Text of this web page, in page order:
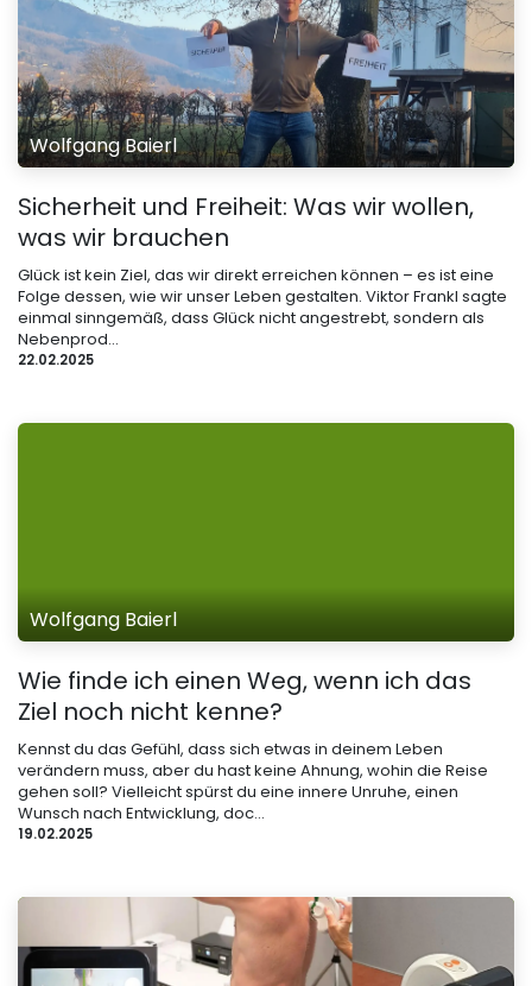
Wolfgang Baierl
Sicherheit und Freiheit: Was wir wollen,
was wir brauchen
Glück ist kein Ziel, das wir direkt erreichen können – es ist eine
Folge dessen, wie wir unser Leben gestalten. Viktor Frankl sagte
einmal sinngemäß, dass Glück nicht angestrebt, sondern als
Nebenprod...
22.02.2025
Wolfgang Baierl
Wie finde ich einen Weg, wenn ich das
Ziel noch nicht kenne?
Kennst du das Gefühl, dass sich etwas in deinem Leben
verändern muss, aber du hast keine Ahnung, wohin die Reise
gehen soll? Vielleicht spürst du eine innere Unruhe, einen
Wunsch nach Entwicklung, doc...
19.02.2025